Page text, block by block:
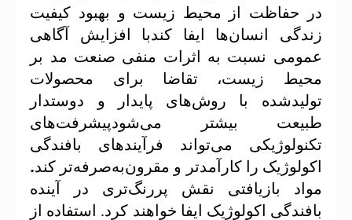
در حفاظت از محیط زیست و بهبود کیفیت
زندگی انسان‌ها ایفا کندبا افزایش آگاهی
عمومی نسبت به اثرات منفی صنعت مد بر
محیط زیست، تقاضا برای محصولات
تولیدشده با روش‌های پایدار و دوستدار
طبیعت بیشتر می‌شودپیشرفت‌های
تکنولوژیکی می‌تواند فرآیندهای بافندگی
اکولوژیک را کارآمدتر و مقرون‌به‌صرفه‌تر کند.
مواد بازیافتی نقش پررنگ‌تری در آینده
بافندگی اکولوژیک ایفا خواهند کرد. استفاده از